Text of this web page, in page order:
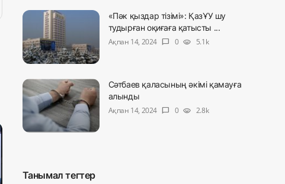
«Пәк қыздар тізімі»: ҚазҰУ шу
тудырған оқиғаға қатысты ...
Ақпан 14, 2024
chat_bubble 0 visibility 5.1k
Сәтбаев қаласының әкімі қамауға
алынды
Ақпан 14, 2024
chat_bubble 0 visibility 2.8k
Танымал тегтер